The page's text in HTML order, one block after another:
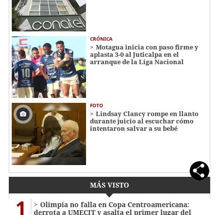
CRÓNICA
Motagua inicia con paso firme y
aplasta 3-0 al Juticalpa en el
arranque de la Liga Nacional
FOTO
Lindsay Clancy rompe en llanto
durante juicio al escuchar cómo
intentaron salvar a su bebé
MÁS VISTO
1
Olimpia no falla en Copa Centroamericana:
derrota a UMECIT y asalta el primer lugar del